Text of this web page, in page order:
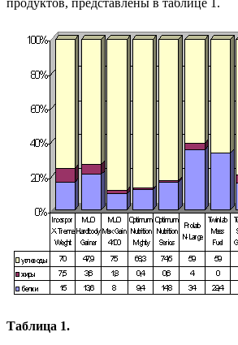
продуктов, представлены в таблице 1.
Таблица 1.